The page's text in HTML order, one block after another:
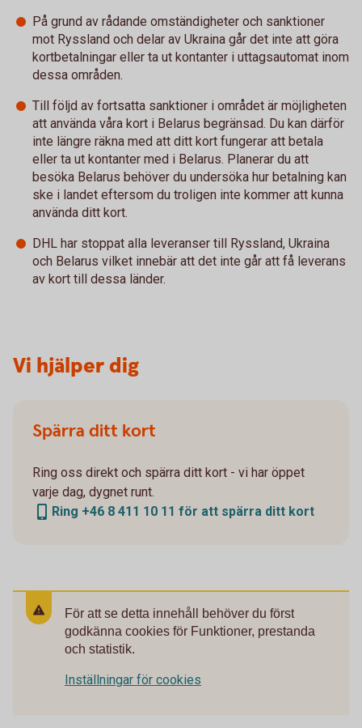
På grund av rådande omständigheter och sanktioner
mot Ryssland och delar av Ukraina går det inte att göra
kortbetalningar eller ta ut kontanter i uttagsautomat inom
dessa områden.
Till följd av fortsatta sanktioner i området är möjligheten
att använda våra kort i Belarus begränsad. Du kan därför
inte längre räkna med att ditt kort fungerar att betala
eller ta ut kontanter med i Belarus. Planerar du att
besöka Belarus behöver du undersöka hur betalning kan
ske i landet eftersom du troligen inte kommer att kunna
använda ditt kort.
DHL har stoppat alla leveranser till Ryssland, Ukraina
och Belarus vilket innebär att det inte går att få leverans
av kort till dessa länder.
Vi hjälper dig
Spärra ditt kort
Ring oss direkt och spärra ditt kort - vi har öppet
varje dag, dygnet runt.
Ring +46 8 411 10 11 för att spärra ditt kort
För att se detta innehåll behöver du först
godkänna cookies för Funktioner, prestanda
och statistik.
Inställningar för cookies